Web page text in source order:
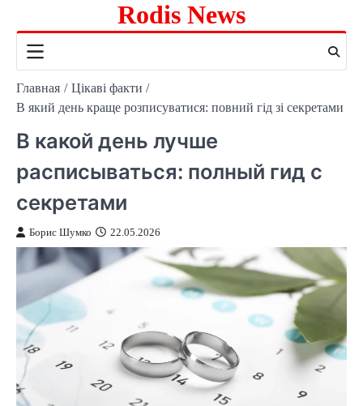
содержимому
Rodis News
Главная
Цікаві факти
В який день краще розписуватися: повний гід зі секретами
В какой день лучше
расписываться: полный гид с
секретами
Борис Шумко 22.05.2026